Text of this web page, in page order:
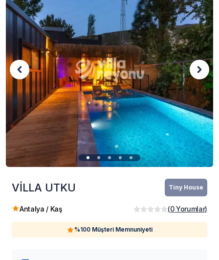
VİLLA UTKU Tiny House
Antalya / Kaş (0 Yorumlar)
%100 Müşteri Memnuniyeti